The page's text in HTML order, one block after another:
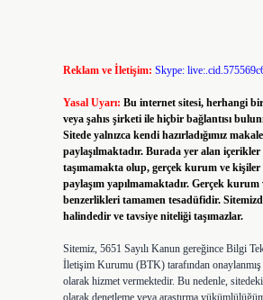
Reklam ve İletişim: Skype:
Yasal Uyarı: Bu internet sitesi, herhangi
veya şahıs şirketi ile hiçbir bağlantısı
Sitede yalnızca kendi hazırladığımız
paylaşılmaktadır. Burada yer alan
taşımamakta olup, gerçek kurum ve kişiler
paylaşım yapılmamaktadır. Gerçek
benzerlikleri tamamen tesadüfidir.
halindedir ve tavsiye niteliği taşımazlar.
Sitemiz, 5651 Sayılı Kanun gereğince Bilgi
İletişim Kurumu (BTK) tarafından onaylanmış
olarak hizmet vermektedir. Bu nedenle,
olarak denetleme veya araştırma